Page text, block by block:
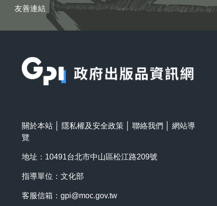
友善連結
關於本站 隱私權及安全政策 聯絡我們
網站導
覽
地址：10491台北市中山區松江路209號
指導單位：文化部
客服信箱： gpi@moc.gov.tw